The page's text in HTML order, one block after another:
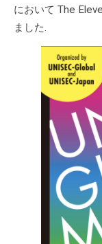
において The
ました.